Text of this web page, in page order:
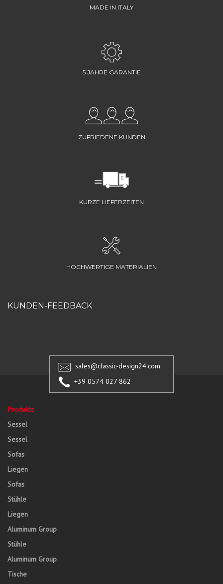
MADE IN ITALY
5 JAHRE GARANTIE
ZUFRIEDENE KUNDEN
KURZE LIEFERZEITEN
HOCHWERTIGE MATERIALIEN
KUNDEN-FEEDBACK
sales@classic-design24.com
+39 0574 027 862
Produkte
Sessel
Sessel
Sofas
Liegen
Sofas
Stühle
Liegen
Aluminum Group
Stühle
Aluminum Group
Tische